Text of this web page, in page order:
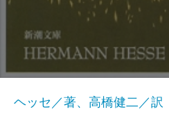
ヘッセ／著、高橋健二／訳